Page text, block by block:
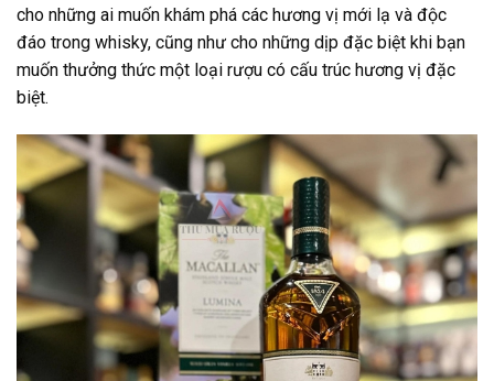
cho những ai muốn khám phá các hương vị mới lạ và độc
đáo trong whisky, cũng như cho những dịp đặc biệt khi bạn
muốn thưởng thức một loại rượu có cấu trúc hương vị đặc
biệt.